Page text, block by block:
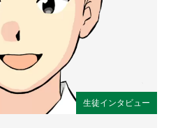
生徒インタビュー